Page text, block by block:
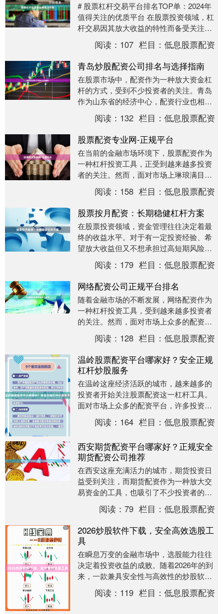
# 股票杠杆交易平台排名TOP单：2024年
值得关注的优质平台 在股票投资领域，杠
杆交易因其放大收益的特性而备受关注。
然而，面对市场上众多的杠杆交易平台，
如何选....
阅读： 107 栏目：低息股票配资
青岛炒股配资公司排名与选择指南
在股票市场中，配资作为一种放大资金杠
杆的方式，受到不少投资者的关注。青岛
作为山东省的经济中心，配资行业也相对
活跃。然而，面对众多配资公司，如何选
择一家安全、合规....
阅读： 132 栏目：低息股票配资
股票配资专业网-正规平台
在当前的金融市场环境下，股票配资作为
一种杠杆投资工具，正受到越来越多投资
者的关注。然而，面对市场上琳琅满目的
配资平台宁波配资平台，如何辨别真伪、
选择正规平台成为....
阅读： 158 栏目：低息股票配资
股票按月配资：长期稳健杠杆方案
在股票投资领域，资金管理往往决定着最
终的收益水平。对于有一定投资经验、希
望放大收益但又不想承担过高短期风险的
投资者而言，**股票按月配资**提供了一种
兼顾灵活性....
阅读： 179 栏目：低息股票配资
网络配资公司正规平台排名
随着金融市场的不断发展，网络配资作为
一种杠杆投资工具，受到越来越多投资者
的关注。然而，面对市场上众多的配资平
台，如何甄别正规平台、避免踩坑，成为
投资者最关心的问....
阅读： 128 栏目：低息股票配资
温岭股票配资平台哪家好？安全正规
杠杆炒股服务
在温岭这座经济活跃的城市，越来越多的
投资者开始关注股票配资这一杠杆工具。
面对市场上众多的配资平台，许多投资者
不禁要问：温岭股票配资平台哪家好？如
何选择既安全又正....
阅读： 164 栏目：低息股票配资
西安期货配资平台哪家好？正规安全
期货配资公司推荐
在西安这座充满活力的城市，期货投资日
益受到关注，而期货配资作为一种放大交
易资金的工具，也吸引了不少投资者的目
光。然而，面对市场上众多的配资平台免
息配资开户公司，....
阅读：79 栏目：低息股票配资
2026炒股软件下载，安全高效选股工
具
在瞬息万变的金融市场中，选股能力往往
决定着投资收益的成败。随着2026年的到
来，一款兼具安全性与高效性的炒股软件
正成为投资者不可或缺的决策助手。本文
为您全面解析....
阅读： 119 栏目：低息股票配资